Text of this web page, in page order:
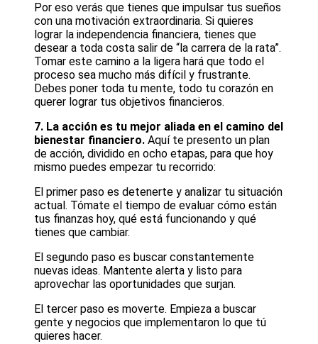
Por eso verás que tienes que impulsar tus sueños
con una motivación extraordinaria. Si quieres
lograr la independencia financiera, tienes que
desear a toda costa salir de “la carrera de la rata”.
Tomar este camino a la ligera hará que todo el
proceso sea mucho más difícil y frustrante.
Debes poner toda tu mente, todo tu corazón en
querer lograr tus objetivos financieros.
7. La acción es tu mejor aliada en el camino del
bienestar financiero. Aquí te presento un plan
de acción, dividido en ocho etapas, para que hoy
mismo puedes empezar tu recorrido:
El primer paso es detenerte y analizar tu situación
actual. Tómate el tiempo de evaluar cómo están
tus finanzas hoy, qué está funcionando y qué
tienes que cambiar.
El segundo paso es buscar constantemente
nuevas ideas. Mantente alerta y listo para
aprovechar las oportunidades que surjan.
El tercer paso es moverte. Empieza a buscar
gente y negocios que implementaron lo que tú
quieres hacer.